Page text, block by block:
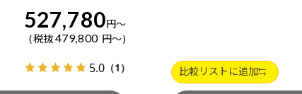
527,780円～
税抜 479,800 円～
5.0 （1） 比較リストに追加